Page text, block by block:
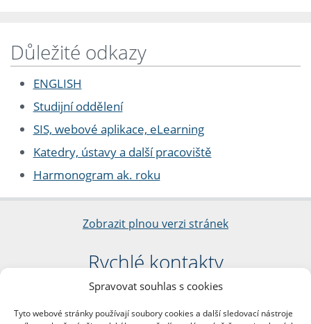
Spravovat souhlas s cookies
Tyto webové stránky používají soubory cookies a další sledovací nástroje
Důležité odkazy
ENGLISH
Studijní oddělení
SIS, webové aplikace, eLearning
Katedry, ústavy a další pracoviště
Harmonogram ak. roku
Zobrazit plnou verzi stránek
Rychlé kontakty
Filozofická fakulta
nám. Jana Palacha 1/2